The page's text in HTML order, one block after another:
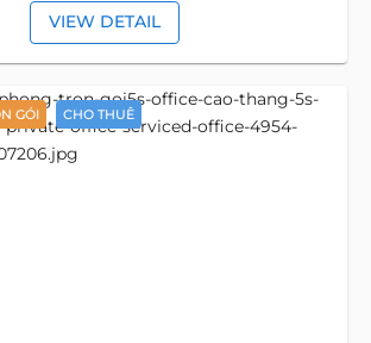
VIEW DETAIL
GÓI CHO THUÊ